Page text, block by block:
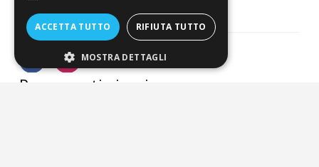
Pagamenti sicuri
ACCETTA TUTTO RIFIUTA TUTTO
MOSTRA DETTAGLI